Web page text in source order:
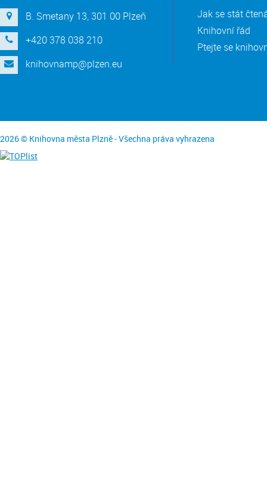
B. Smetany 13, 301 00 Plzeň
+420 378 038 210
knihovnamp@plzen.eu
Jak se stát
Knihovní řád
Ptejte se
2026 © Knihovna města Plzně - Všechna práva vyhrazena